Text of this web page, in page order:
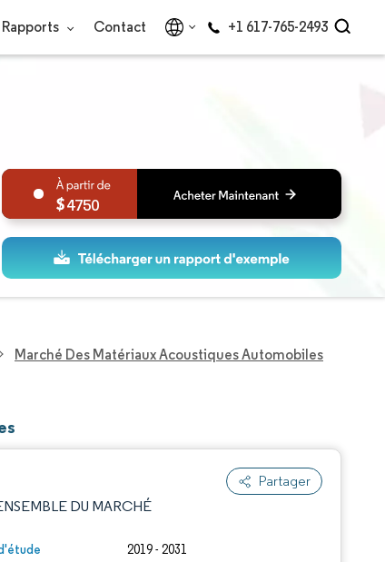
Rapports Contact +1 617-765-2493
4750
Marché Des Matériaux Acoustiques Automobiles
Partager
DU MARCHÉ
2019 - 2031